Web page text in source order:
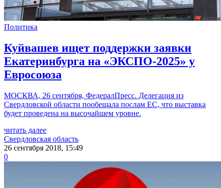
Политика
Куйвашев ищет поддержки заявки
Екатеринбурга на «ЭКСПО-2025» у
Евросоюза
МОСКВА, 26 сентября, ФедералПресс. Делегация из
Свердловской области пообещала послам ЕС, что выставка
будет проведена на высочайшем уровне.
читать далее
Свердловская область
26 сентября 2018, 15:49
0